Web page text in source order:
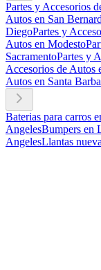
Partes y Accesorios
Autos en San
DiegoPartes y
Autos en Modesto
SacramentoPartes y
Accesorios de Autos
Autos en Santa
Baterias para carros
AngelesBumpers en
AngelesLlantas